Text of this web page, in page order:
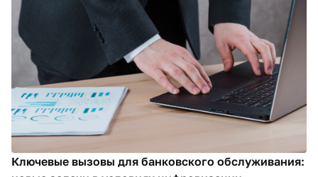
Ключевые вызовы для банковского обслуживания: